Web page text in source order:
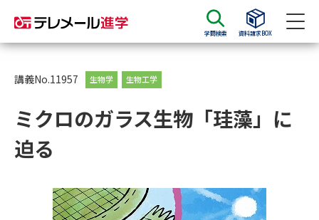
学問検索 資料請求BOX
資料請求
大学・短大の資料種類から請求
総合型選抜・学校推薦型選抜 募
集要項＆願書
大学入学共通テスト利用選抜の
募集要項＆願書
講義No.11957 生物学 生物工学
ミクロのガラス生物「珪藻」に
迫る